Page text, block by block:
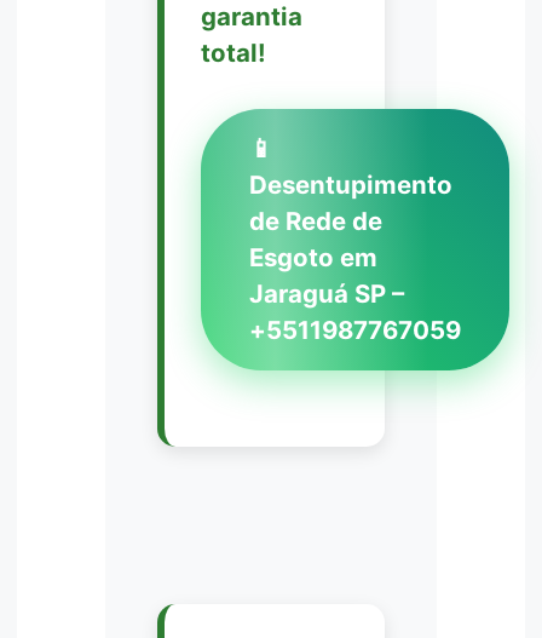
garantia
total!
📱
Desentupimento
de Rede de
Esgoto em
Jaraguá SP –
+5511987767059